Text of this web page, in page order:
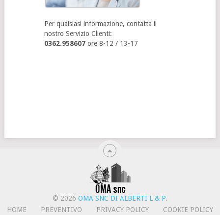
Per qualsiasi informazione, contatta il
nostro Servizio Clienti:
0362.958607ore 8-12 / 13-17
© 2026 OMA SNC DI ALBERTI L & P.
HOME
PREVENTIVO PRIVACY POLICY
COOKIE POLICY